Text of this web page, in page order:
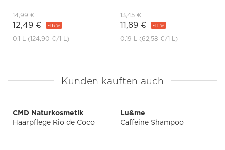
14,99 €
12,49 € -16 %
0.1 L (124,90 €/1 L)
13,45 €
11,89 € -11 %
0.19 L (62,58 €/1 L)
Kunden kauften auch
CMD Naturkosmetik
Haarpflege Rio de Coco
Lu&me
Caffeine Shampoo